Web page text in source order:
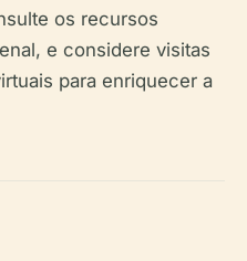
os recursos
e considere visitas
para enriquecer a